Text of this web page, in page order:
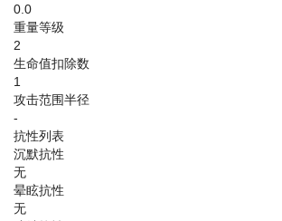
0.0
重量等级
2
生命值扣除数
1
攻击范围半径
-
抗性列表
沉默抗性
无
晕眩抗性
无